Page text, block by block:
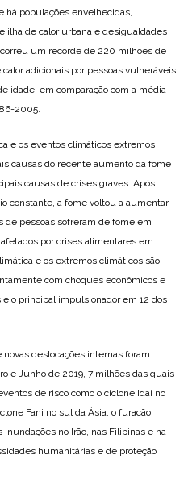
há populações envelhecidas,
ilha de calor urbana e desigualdades
um recorde de 220 milhões de
adicionais por pessoas vulneráveis
idade, em comparação com a média
2005.
e os eventos climáticos extremos
causas do recente aumento da fome
causas de crises graves. Após
constante, a fome voltou a aumentar
de pessoas sofreram de fome em
por crises alimentares em
e os extremos climáticos são
com choques econômicos e
o principal impulsionador em 12 dos
deslocações internas foram
e Junho de 2019, 7 milhões das quais
de risco como o ciclone Idai no
Fani no sul da Ásia, o furacão
inundações no Irão, nas Filipinas e na
humanitárias e de proteção